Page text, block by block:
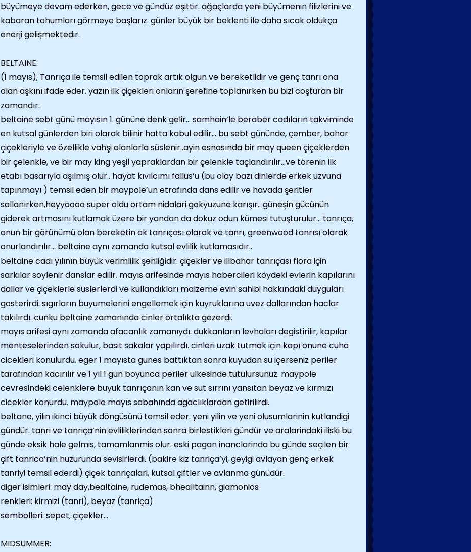
büyümeye devam ederken, gece ve gündüz eşittir. ağaçlarda yeni büyümenin filizlerini ve
kabaran tohumları görmeye başlarız. günler büyük bir beklenti ile daha sıcak oldukça
enerji gelişmektedir.
BELTAINE:
(1 mayıs); Tanrıça ile temsil edilen toprak artık olgun ve bereketlidir ve genç tanrı ona
olan aşkını ifade eder. yazın ilk çiçekleri onların şerefine toplanırken bu bizi coşturan bir
zamandır.
beltaine sebt günü mayısın 1. gününe denk gelir… samhain’le beraber cadıların takviminde
en kutsal günlerden biri olarak bilinir hatta kabul edilir… bu sebt gününde, çember, bahar
çiçekleriyle ve özellikle vahşi olanlarla süslenir..ayin esnasında bir may queen çiçeklerden
bir çelenkle, ve bir may king yeşil yapraklardan bir çelenkle taçlandırılır…ve törenin ilk
etabı basarıyla aşılmış olur.. hayat kıvılcımı fallus’u (bu olay bazı dinlerde erkek uzvuna
tapınmayı ) temsil eden bir maypole’un etrafında dans edilir ve havada şeritler
sallanırken,heyyoooo super oldu ortam nidalari gokyuzune karışır.. güneşin gücünün
giderek artmasını kutlamak üzere bir yandan da dokuz odun kümesi tutuşturulur… tanrıça,
onun bir görünümü olan bereketin ak tanrıçası olarak ve tanrı, greenwood tanrısı olarak
onurlandırılır… beltaine aynı zamanda kutsal evlilik kutlamasıdır..
beltaine cadı yılının büyük verimlilik şenliğidir. çiçekler ve illbahar tanrıçası flora için
sarkılar soylenir danslar edilir. mayıs arifesinde mayıs habercileri köydeki evlerin kapılarını
dallar ve çiçeklerle suslerlerdi ve kullandıkları malzeme evin sahibi hakkındaki duyguları
gosterirdi. sıgırların buyumelerini engellemek için kuyruklarına uvez dallarından haclar
takılırdı. cunku beltaine zamanında cinler ortalıkta gezerdi.
mayıs arifesi aynı zamanda afacanlık zamanıydı. dukkanların levhaları degistirilir, kapılar
menteselerinden sokulur, basit sakalar yapılırdı. cinleri uzak tutmak için kapı onune cuha
cicekleri konulurdu. eger 1 mayısta gunes battıktan sonra kuyudan su içerseniz periler
tarafından kacırılır ve 1 yıl 1 gun boyunca periler ulkesinde tutulursunuz. maypole
cevresindeki celenklere buyuk tanrıçanın kan ve sut sırrını yansıtan beyaz ve kırmızı
cicekler konurdu. maypole mayıs sabahında agaclıklardan getirilirdi.
beltane, yilin ikinci büyük döngüsünü temsil eder. yeni yilin ve yeni olusumlarinin kutlandigi
gündür. tanri ve tanriça’nin evliliklerinden sonra birlestikleri gündür ve aralarindaki iliski bu
günde eksik hale gelmis, tamamlanmis olur. eski pagan inanclarinda bu günde seçilen bir
çift tanrica’nin huzurunda sevisirlerdi. (bakire kiz tanriça’yi, geyigi avlayan genç erkek
tanriyi temsil ederdi) çiçek tanriçalari, kutsal çiftler ve avlanma günüdür.
diger isimleri: may day,bealtaine, rudemas, bhealltainn, giamonios
renkleri: kirmizi (tanri), beyaz (tanriça)
sembolleri: sepet, çiçekler…
MIDSUMMER: